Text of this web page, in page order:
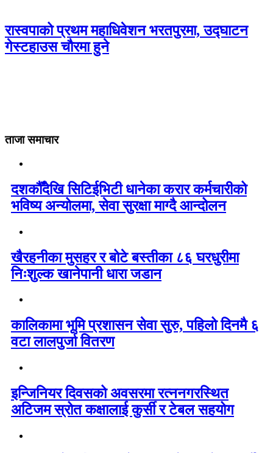
रास्वपाको प्रथम महाधिवेशन भरतपुरमा, उद्घाटन
गेस्टहाउस चौरमा हुने
ताजा समाचार
दशकौँदेखि सिटिईभिटी धानेका करार कर्मचारीको
भविष्य अन्योलमा, सेवा सुरक्षा माग्दै आन्दोलन
खैरहनीका मुसहर र बोटे बस्तीका ८६ घरधुरीमा
निःशुल्क खानेपानी धारा जडान
कालिकामा भूमि प्रशासन सेवा सुरु, पहिलो दिनमै ६
वटा लालपुर्जा वितरण
इन्जिनियर दिवसको अवसरमा रत्ननगरस्थित
अटिजम स्रोत कक्षालाई कुर्सी र टेबल सहयोग